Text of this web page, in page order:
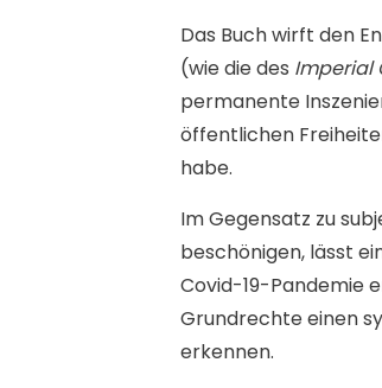
Das Buch wirft den
(wie die des Imperial
permanente
öffentlichen
habe.
Im Gegensatz zu
beschönigen, lässt
Covid-19-Pandemie
Grundrechte einen
erkennen.